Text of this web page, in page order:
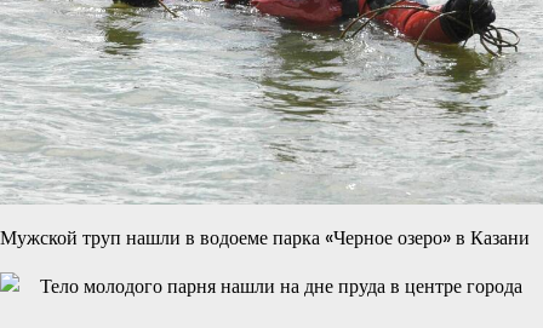
Мужской труп нашли в водоеме парка «Черное озеро» в Казани